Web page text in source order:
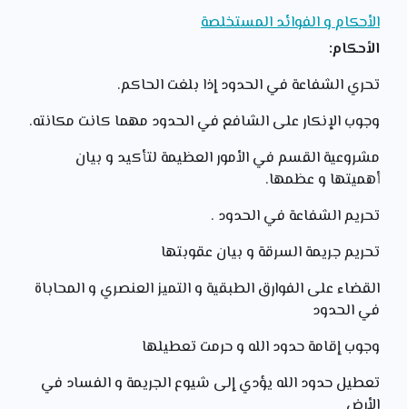
الأحكام و الفوائد المستخلصة
الأحكام:
تحري الشفاعة في الحدود إذا بلغت الحاكم.
وجوب الإنكار على الشافع في الحدود مهما كانت مكانته.
مشروعية القسم في الأمور العظيمة لتأكيد و بيان
أهميتها و عظمها.
تحريم الشفاعة في الحدود .
تحريم جريمة السرقة و بيان عقوبتها
القضاء على الفوارق الطبقية و التميز العنصري و المحاباة
في الحدود
وجوب إقامة حدود الله و حرمت تعطيلها
تعطيل حدود الله يؤدي إلى شيوع الجريمة و الفساد في